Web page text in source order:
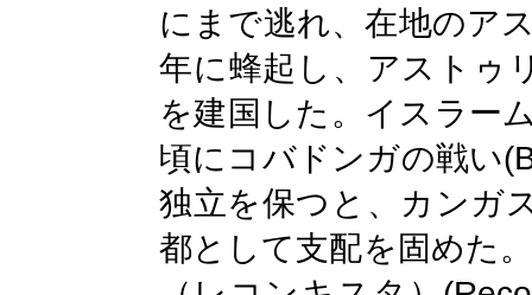
にまで逃れ、在地のア
年に蜂起し、アストゥ
を建国した。イスラー
頃にコバドンガの戦い
独立を保つと、カンガ
都として支配を固めた